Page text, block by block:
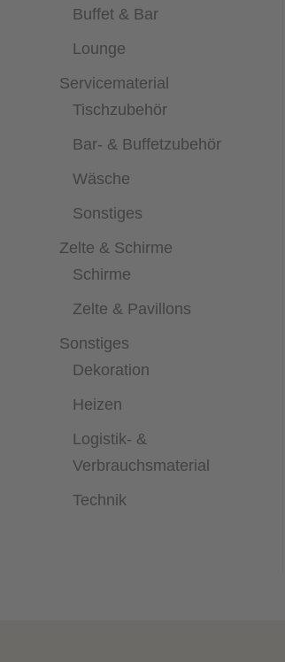
Buffet & Bar
Lounge
Servicematerial
Tischzubehör
Bar- & Buffetzubehör
Wäsche
Sonstiges
Zelte & Schirme
Schirme
Zelte & Pavillons
Sonstiges
Dekoration
Heizen
Logistik- &
Verbrauchsmaterial
Technik